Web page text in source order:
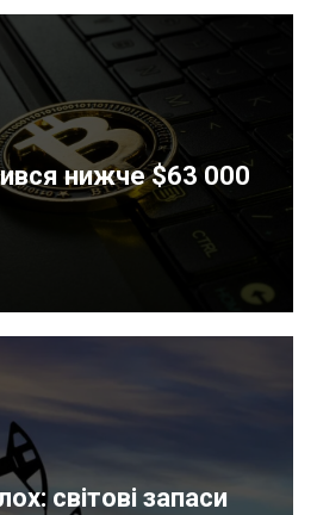
нижче $63 000
світові запаси